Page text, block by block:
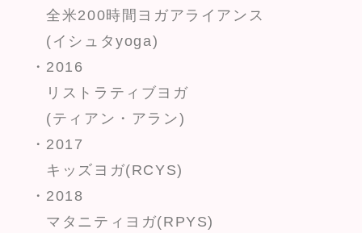
全米200時間ヨガアライアンス
(イシュタyoga)
・2016
リストラティブヨガ
(ティアン・アラン)
・2017
キッズヨガ(RCYS)
・2018
マタニティヨガ(RPYS)